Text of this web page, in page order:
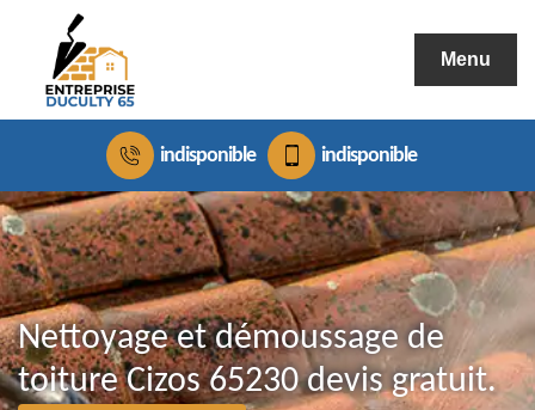
Menu
indisponible indisponible
Nettoyage et démoussage de
toiture Cizos 65230 devis gratuit.